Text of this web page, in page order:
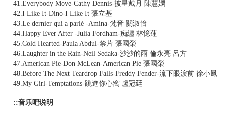
41.Everybody Move-Cathy Dennis-披星戴月 陳慧嫻
42.I Like It-Dino-I Like It 張立基
43.Le dernier qui a parlé -Amina-梵音 關淑怡
44.Happy Ever After -Julia Fordham-痴纏 林憶蓮
45.Cold Hearted-Paula Abdul-禁片 張國榮
46.Laughter in the Rain-Neil Sedaka-沙沙的雨 倫永亮 呂方
47.American Pie-Don McLean-American Pie 張國榮
48.Before The Next Teardrop Falls-Freddy Fender-流下眼淚前 徐小鳳
49.My Girl-Temptations-跳進你心窩 盧冠廷
::音乐吧说明